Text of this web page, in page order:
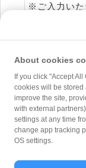
※ご入力いた
情報を利用
Copyright
About cookies
If you click "Accept
cookies will be
improve the site,
with external
settings at any time
change app tracking
OS settings.